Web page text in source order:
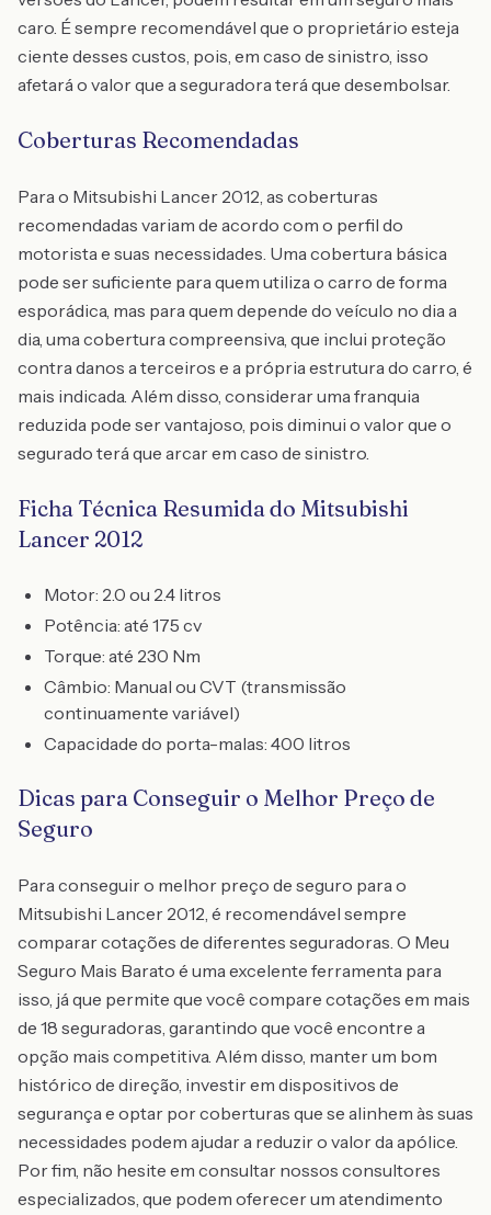
caro. É sempre recomendável que o proprietário esteja
ciente desses custos, pois, em caso de sinistro, isso
afetará o valor que a seguradora terá que desembolsar.
Coberturas Recomendadas
Para o Mitsubishi Lancer 2012, as coberturas
recomendadas variam de acordo com o perfil do
motorista e suas necessidades. Uma cobertura básica
pode ser suficiente para quem utiliza o carro de forma
esporádica, mas para quem depende do veículo no dia a
dia, uma cobertura compreensiva, que inclui proteção
contra danos a terceiros e a própria estrutura do carro, é
mais indicada. Além disso, considerar uma franquia
reduzida pode ser vantajoso, pois diminui o valor que o
segurado terá que arcar em caso de sinistro.
Ficha Técnica Resumida do Mitsubishi
Lancer 2012
Motor: 2.0 ou 2.4 litros
Potência: até 175 cv
Torque: até 230 Nm
Câmbio: Manual ou CVT (transmissão
continuamente variável)
Capacidade do porta-malas: 400 litros
Dicas para Conseguir o Melhor Preço de
Seguro
Para conseguir o melhor preço de seguro para o
Mitsubishi Lancer 2012, é recomendável sempre
comparar cotações de diferentes seguradoras. O Meu
Seguro Mais Barato é uma excelente ferramenta para
isso, já que permite que você compare cotações em mais
de 18 seguradoras, garantindo que você encontre a
opção mais competitiva. Além disso, manter um bom
histórico de direção, investir em dispositivos de
segurança e optar por coberturas que se alinhem às suas
necessidades podem ajudar a reduzir o valor da apólice.
Por fim, não hesite em consultar nossos consultores
especializados, que podem oferecer um atendimento